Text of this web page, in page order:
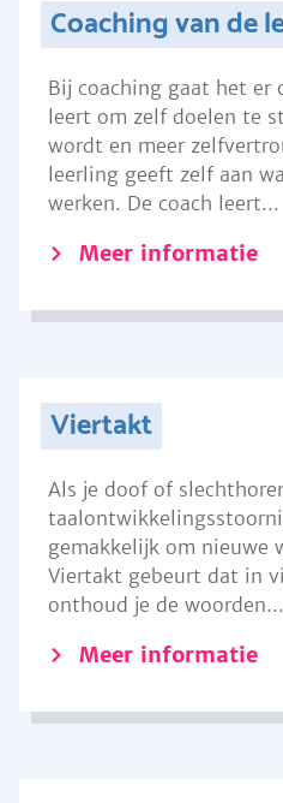
Coaching van de
Bij coaching gaat het er
leert om zelf doelen te
wordt en meer
leerling geeft zelf aan
werken. De coach leert...
Meer informatie
Viertakt
Als je doof of
gemakkelijk om nieuwe
Viertakt gebeurt dat in
onthoud je de woorden...
Meer informatie